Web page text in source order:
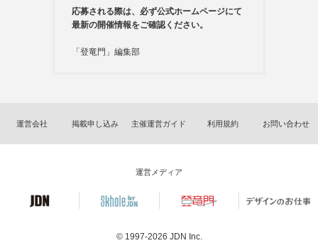
応募される際は、必ず公式ホームページにて
最新の開催情報をご確認ください。
「登竜門」編集部
運営会社 掲載申し込み 主催運営ガイド 利用規約 お問い合わせ
運営メディア
© 1997-2026 JDN Inc.